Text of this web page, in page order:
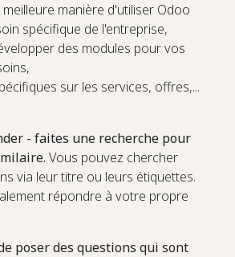
meilleure manière d'utiliser Odoo
spécifique de l'entreprise,
des modules pour vos
sur les services, offres,...
- faites une recherche pour
Vous pouvez chercher
via leur titre ou leurs étiquettes.
répondre à votre propre
poser des questions qui sont